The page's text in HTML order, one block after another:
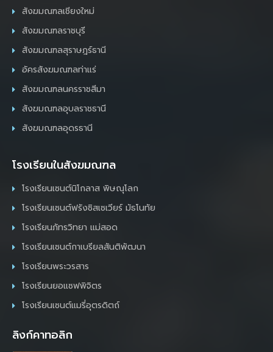
สังฆมณฑลเชียงใหม่
สังฆมณฑลราชบุรี
สังฆมณฑลสุราษฎร์ธานี
อัครสังฆมณฑลท่าแร่
สังฆมณฑลนครราชสีมา
สังฆมณฑลอุบลราชธานี
สังฆมณฑลอุดรธานี
โรงเรียนในสังฆมณฑล
โรงเรียนเซนต์นิโกลาส พิษณุโลก
โรงเรียนเซนต์ฟรังซิสเซเวียร์ มัธโนทัย
โรงเรียนภัทรวิทยา แม่สอด
โรงเรียนเซนต์กาเบรียลสันติพัฒนา
โรงเรียนพระวรสาร
โรงเรียนยอแซฟพิจิตร
โรงเรียนเซนต์แมรี่อุตรดิตถ์
ลิงก์คาทอลิก